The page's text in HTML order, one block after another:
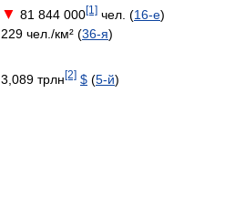
▼ 81 844 000[1] чел. (16-е)
229 чел./км² (36-я)
3,089 трлн[2] $ (5-й)